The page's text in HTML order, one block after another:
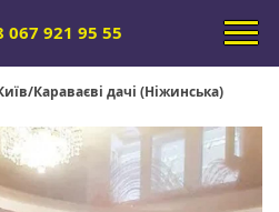
067 921 95 55
Караваєві дачі (Ніжинська)